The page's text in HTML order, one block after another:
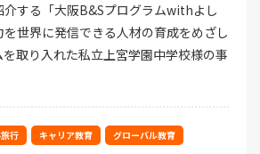
介する「大阪B&Sプログラムwithよし
世界に発信できる人材の育成をめざし
取り入れた私立上宮学園中学校様の事
行 キャリア教育
グローバル教育